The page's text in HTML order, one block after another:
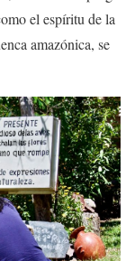
el espíritu de la
amazónica, se